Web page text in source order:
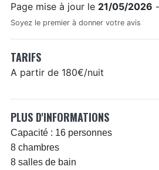
Page mise à jour le 21/05/2026 -
Soyez le premier à donner votre avis
TARIFS
A partir de 180€/nuit
PLUS D'INFORMATIONS
Capacité : 16 personnes
8 chambres
8 salles de bain